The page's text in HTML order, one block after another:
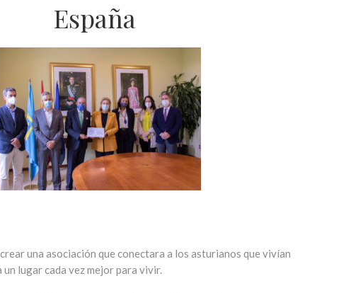
España
una asociación que conectara a los asturianos que vivían
lugar cada vez mejor para vivir.